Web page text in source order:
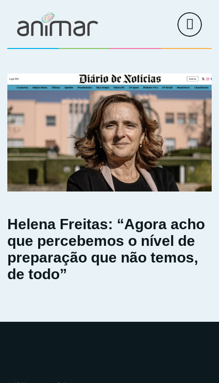
Helena Freitas: “Agora acho
que percebemos o nível de
preparação que não temos,
de todo”